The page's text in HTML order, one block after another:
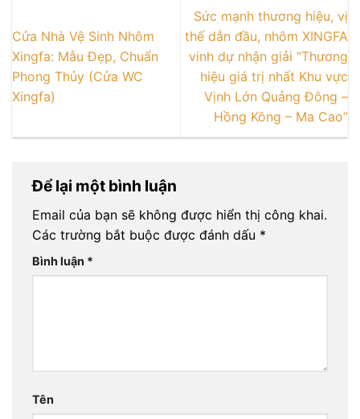
Cửa Nhà Vệ Sinh Nhôm
Xingfa: Mẫu Đẹp, Chuẩn
Phong Thủy (Cửa WC
Xingfa)
Sức mạnh thương hiệu, vị
thế dẫn đầu, nhôm XINGFA
vinh dự nhận giải “Thương
hiệu giá trị nhất Khu vực
Vịnh Lớn Quảng Đông –
Hồng Kông – Ma Cao”
Để lại một bình luận
Email của bạn sẽ không được hiển thị công khai.
Các trường bắt buộc được đánh dấu *
Bình luận *
Tên